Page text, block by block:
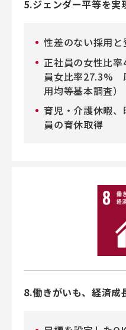
5.ジェンダー平等を実
性差のない採用と
正社員の女性比
員女比率27.3%
用均等基本調査）
育児・介護休暇
員の育休取得
8.働きがいも、経済成